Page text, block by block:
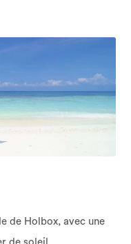
de Holbox, avec une